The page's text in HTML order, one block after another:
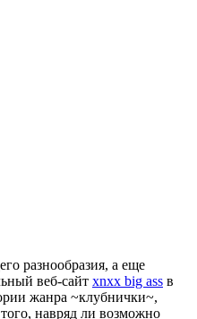
разнообразия, а еще
веб-сайт xnxx big ass в
жанра ~клубнички~,
навряд ли возможно